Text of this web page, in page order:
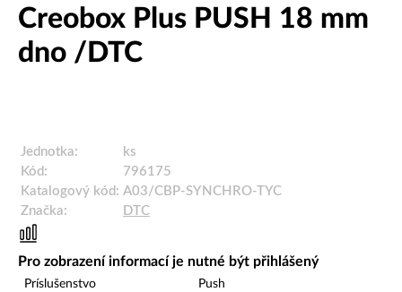
Creobox Plus PUSH 18 mm
dno /DTC
Jednotka:
ks
Kód:
796175
Katalogový kód: A03/CBP-SYNCHRO-TYC
Značka:
DTC
Pro zobrazení informací je nutné být přihlášený
Príslušenstvo Push